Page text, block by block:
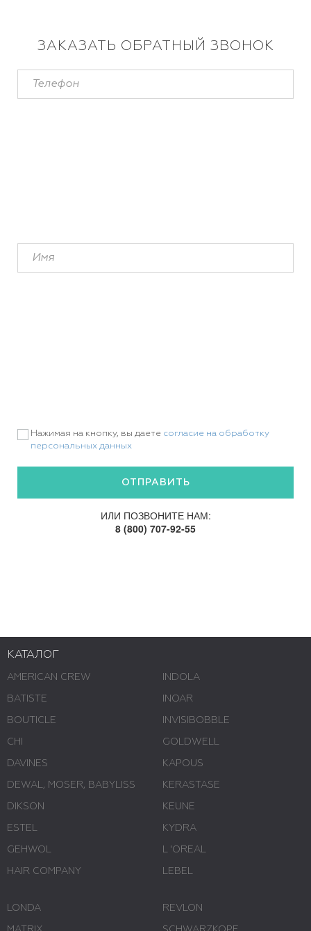
ЗАКАЗАТЬ ОБРАТНЫЙ ЗВОНОК
Нажимая на кнопку, вы даете согласие на обработку
персональных данных
ИЛИ ПОЗВОНИТЕ НАМ:
8 (800) 707-92-55
КАТАЛОГ
AMERICAN CREW
BATISTE
BOUTICLE
CHI
DAVINES
DEWAL, MOSER, BABYLISS
DIKSON
ESTEL
GEHWOL
HAIR COMPANY
INDOLA
INOAR
INVISIBOBBLE
GOLDWELL
KAPOUS
KERASTASE
KEUNE
KYDRA
L 'ОREAL
LEBEL
LONDA REVLON